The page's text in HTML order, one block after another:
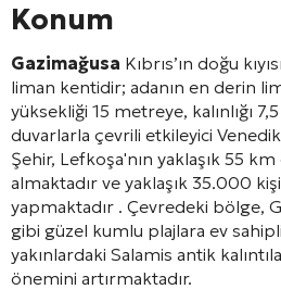
Konum
Gazimağusa Kıbrıs’ın doğu
liman kentidir; adanın en derin
yüksekliği 15 metreye, kalınlığı
duvarlarla çevrili etkileyici
Şehir, Lefkoşa'nın yaklaşık 55
almaktadır ve yaklaşık 35.000
yapmaktadır . Çevredeki bölge,
gibi güzel kumlu plajlara ev
yakınlardaki Salamis antik
önemini artırmaktadır.